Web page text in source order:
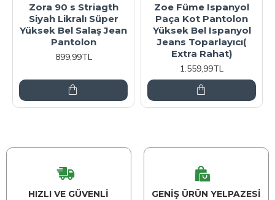
Striagth
Süper
Jean
Zoe Füme Ispanyol
Paça Kot Pantolon
Yüksek Bel Ispanyol
Jeans Toparlayıcı(
Zoe Füme
Paça Kot
Yüksek Bel
Jeans
Extra
HIZLI VE GÜVENLI
GENIŞ ÜRÜN YELPAZESI